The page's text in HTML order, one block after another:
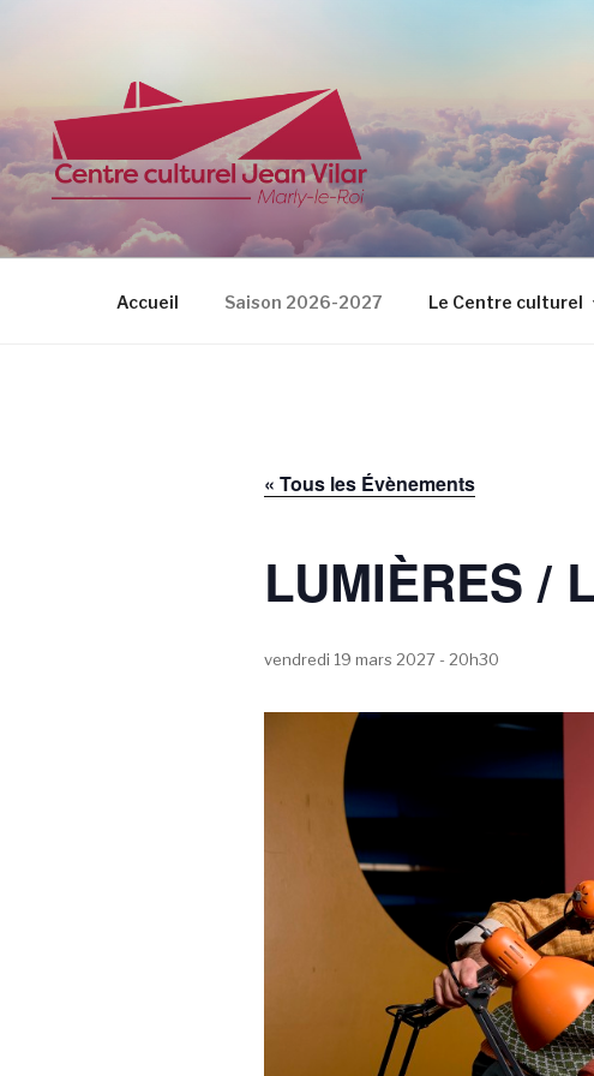
CENTRE
Accueil Saison 2026-2027 Le Centre culturel
« Tous les Évènements
LUMIÈRES /
vendredi 19 mars 2027 - 20h30